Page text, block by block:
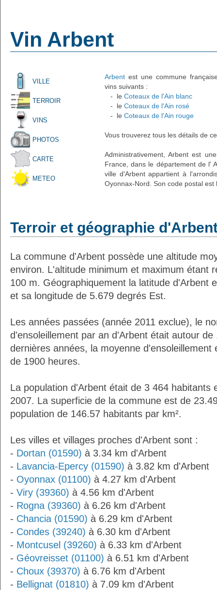
Vin Arbent
VILLE
TERROIR
VINS
PHOTOS
CARTE
METEO
Arbent est une commune
vins suivants :
- le Coteaux de l'Ain blanc
- le Coteaux de l'Ain rosé
- le Coteaux de l'Ain rouge
Vous trouverez tous les détails de
Administrativement, Arbent est
France, dans le département de l'
ville d'Arbent appartient à
Oyonnax-Nord. Son code postal est
Terroir et géographie
La commune d'Arbent possède une altitude
environ. L'altitude minimum et maximum étant
100 m. Géographiquement la latitude d'Arbent
et sa longitude de 5.679 degrés Est.
Les années passées (année 2011 exclue), le
d'ensoleillement par an d'Arbent était autour de
dernières années, la moyenne d'ensoleillement
de 1900 heures.
La population d'Arbent était de 3 464 habitants
2007. La superficie de la commune est de
population de 146.57 habitants par km².
Les villes et villages proches d'Arbent sont :
- Dortan (01590) à 3.34 km d'Arbent
- Lavancia-Epercy (01590) à 3.82 km d'Arbent
- Oyonnax (01100) à 4.27 km d'Arbent
- Viry (39360) à 4.56 km d'Arbent
- Rogna (39360) à 6.26 km d'Arbent
- Chancia (01590) à 6.29 km d'Arbent
- Condes (39240) à 6.30 km d'Arbent
- Montcusel (39260) à 6.33 km d'Arbent
- Géovreisset (01100) à 6.51 km d'Arbent
- Choux (39370) à 6.76 km d'Arbent
- Bellignat (01810) à 7.09 km d'Arbent